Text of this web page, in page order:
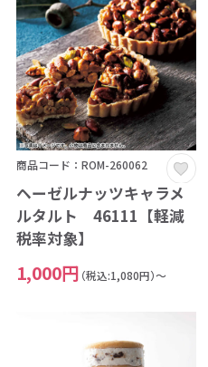
商品コード：ROM-260062
ヘーゼルナッツキャラメ
ルタルト 46111【軽減
税率対象】
1,000円 （税込:1,080円）～